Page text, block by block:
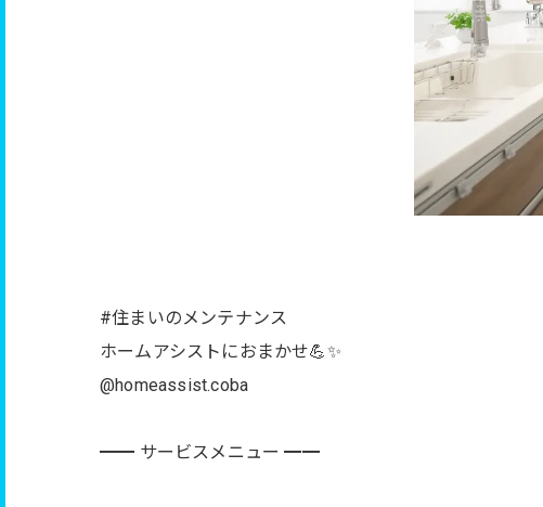
#住まいのメンテナンス
ホームアシストにおまかせ💪✨
@homeassist.coba
━━ サービスメニュー ━━